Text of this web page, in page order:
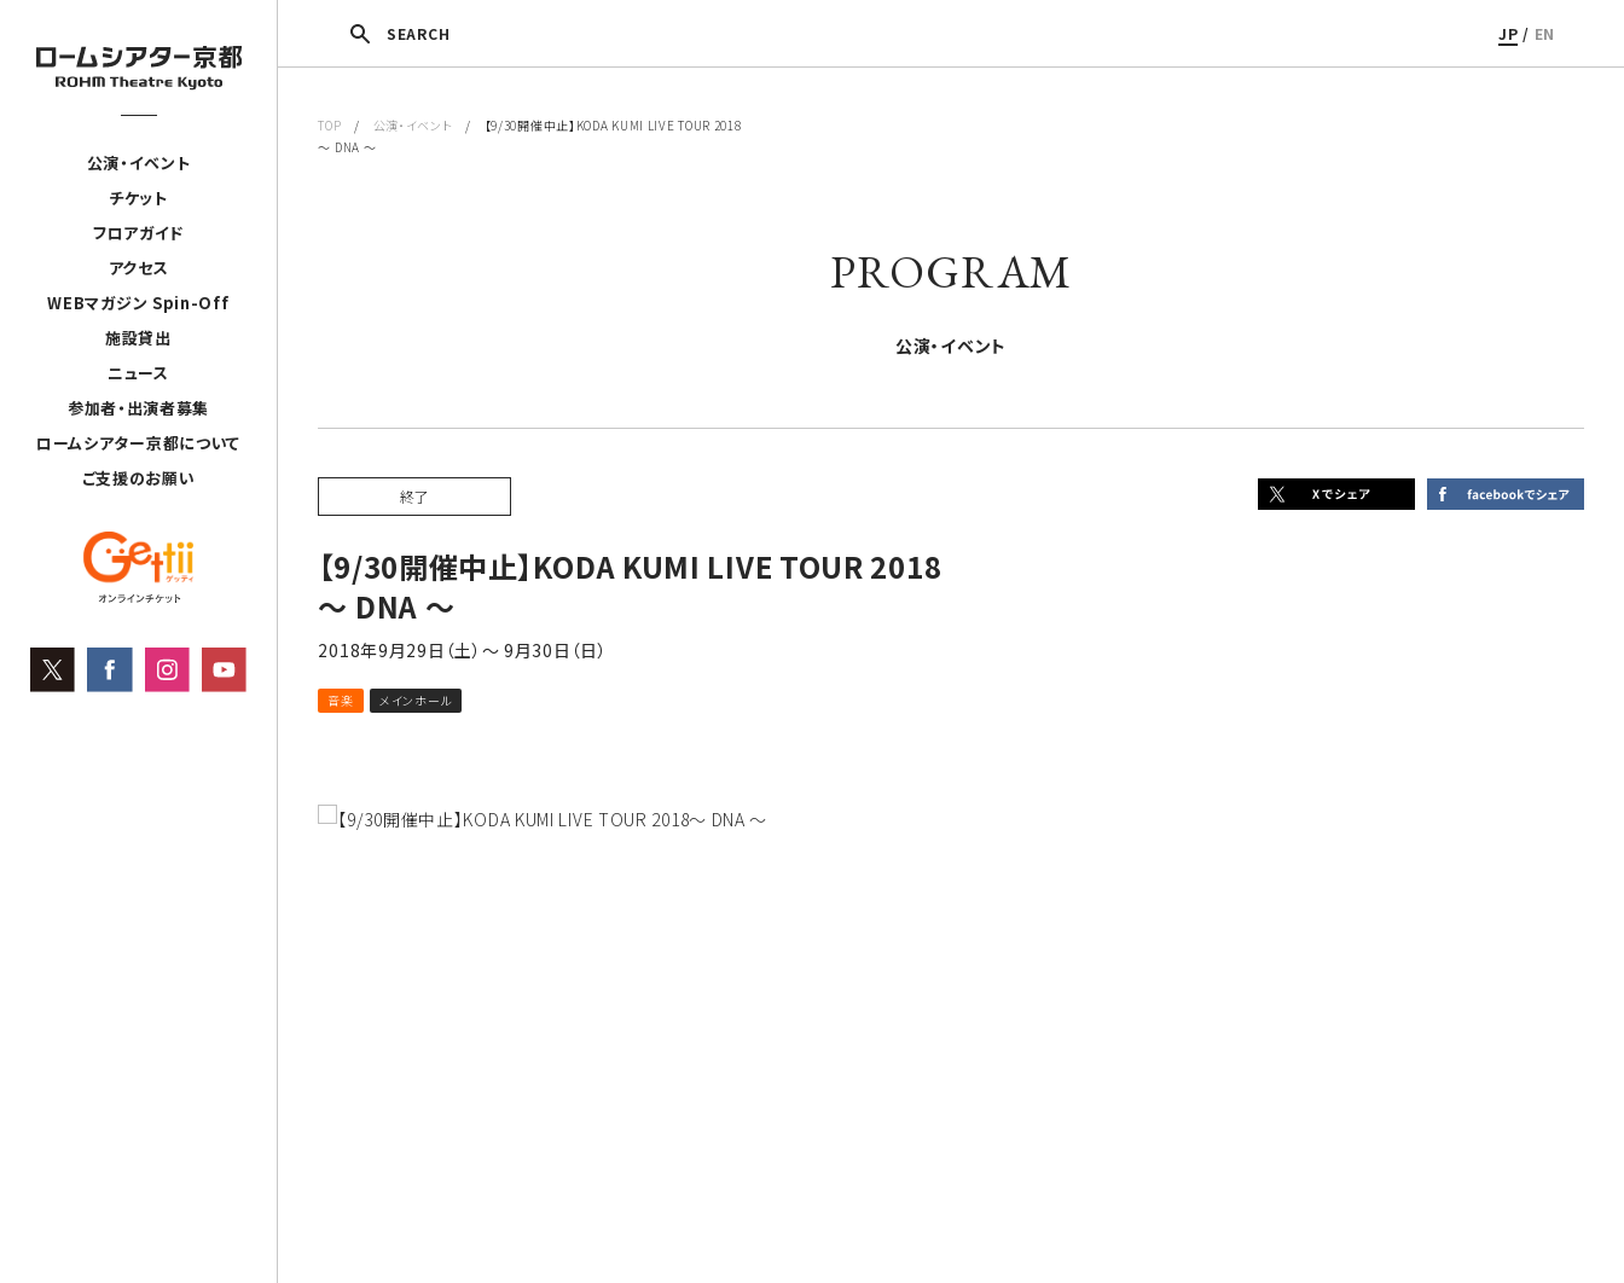
公演・イベント
チケット
フロアガイド
アクセス
WEBマガジン Spin-Off
施設貸出
ニュース
参加者・出演者募集
ロームシアター京都について
ご支援のお願い
SEARCH JP / EN
TOP / 公演・イベント
/ 【9/30開催中止】KODA KUMI LIVE TOUR 2018
～ DNA ～
PROGRAM
公演・イベント
終了
【9/30開催中止】KODA KUMI LIVE TOUR 2018
～ DNA ～
2018年9月29日（土）～ 9月30日（日）
音楽 メインホール